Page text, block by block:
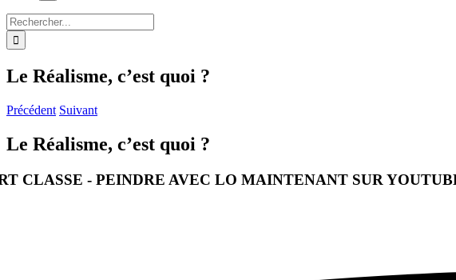
Rechercher:
Le Réalisme, c’est quoi ?
Précédent Suivant
Le Réalisme, c’est quoi ?
CLASSE - PEINDRE AVEC LO MAINTENANT SUR